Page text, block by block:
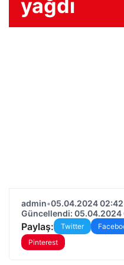
yağdı
admin•05.04.2024 02:42
Güncellendi: 05.04.2024
Paylaş: Twitter
Pinterest